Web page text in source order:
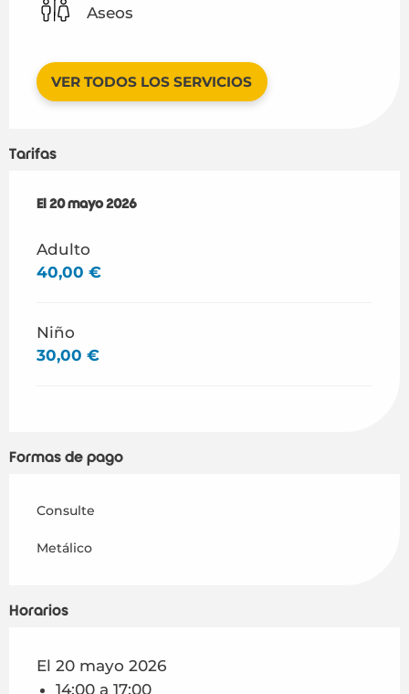
Aseos
VER TODOS LOS SERVICIOS
Tarifas
El 20 mayo 2026
El 20 mayo 2026
Adulto
40,00 €
Niño
30,00 €
Formas de pago
Consulte
Metálico
Horarios
El 20 mayo 2026
14:00 a 17:00